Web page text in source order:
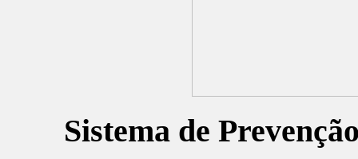
Sistema de